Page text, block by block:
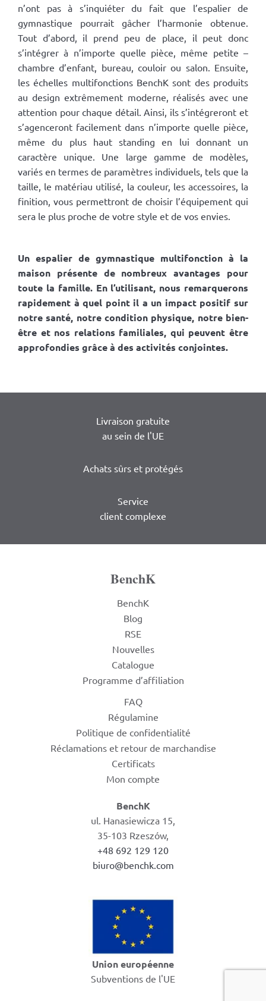
n’ont pas à s’inquiéter du fait que l’espalier de
gymnastique pourrait gâcher l’harmonie obtenue.
Tout d’abord, il prend peu de place, il peut donc
s’intégrer à n’importe quelle pièce, même petite –
chambre d’enfant, bureau, couloir ou salon. Ensuite,
les échelles multifonctions BenchK sont des produits
au design extrêmement moderne, réalisés avec une
attention pour chaque détail. Ainsi, ils s’intégreront et
s’agenceront facilement dans n’importe quelle pièce,
même du plus haut standing en lui donnant un
caractère unique. Une large gamme de modèles,
variés en termes de paramètres individuels, tels que la
taille, le matériau utilisé, la couleur, les accessoires, la
finition, vous permettront de choisir l’équipement qui
sera le plus proche de votre style et de vos envies.
Un espalier de gymnastique multifonction à la
maison présente de nombreux avantages pour
toute la famille. En l’utilisant, nous remarquerons
rapidement à quel point il a un impact positif sur
notre santé, notre condition physique, notre bien-
être et nos relations familiales, qui peuvent être
approfondies grâce à des activités conjointes.
Livraison gratuite
au sein de l'UE
Achats sûrs et protégés
Service
client complexe
BenchK
BenchK
Blog
RSE
Nouvelles
Catalogue
Programme d’affiliation
FAQ
Régulamine
Politique de confidentialité
Réclamations et retour de marchandise
Certificats
Mon compte
BenchK
ul. Hanasiewicza 15,
35-103 Rzeszów,
+48 692 129 120
biuro@benchk.com
Union européenne
Subventions de l'UE